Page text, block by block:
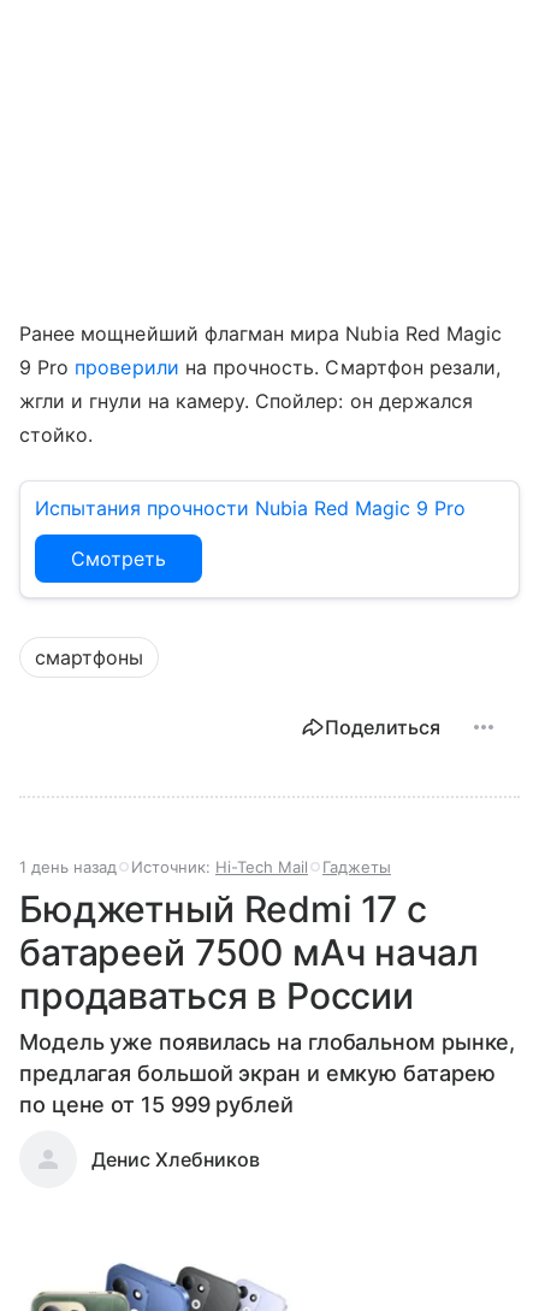
Ранее мощнейший флагман мира Nubia Red Magic
9 Pro проверили на прочность. Смартфон резали,
жгли и гнули на камеру. Спойлер: он держался
стойко.
Испытания прочности Nubia Red Magic 9 Pro
Смотреть
смартфоны
Поделиться
1 день назад Источник: Hi-Tech Mail Гаджеты
Бюджетный Redmi 17 с
батареей 7500 мАч начал
продаваться в России
Модель уже появилась на глобальном рынке,
предлагая большой экран и емкую батарею
по цене от 15 999 рублей
Денис Хлебников